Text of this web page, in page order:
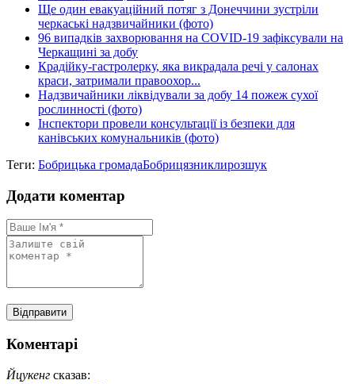
Ще один евакуаційний потяг з Донеччини зустріли
черкаські надзвичайники (фото)
96 випадків захворювання на COVID-19 зафіксували на
Черкащині за добу
Крадійку-гастролерку, яка викрадала речі у салонах
краси, затримали правоохор...
Надзвичайники ліквідували за добу 14 пожеж сухої
рослинності (фото)
Інспектори провели консультації із безпеки для
канівських комунальників (фото)
Теги: Бобрицька громадаБобрицязниклирозшук
Додати коментар
Коментарі
Йцукенг сказав: